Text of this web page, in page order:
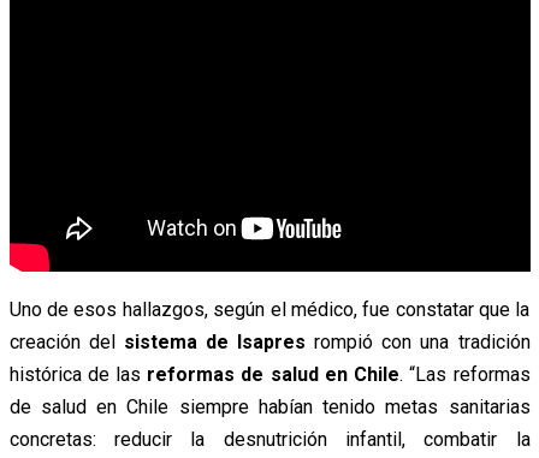
Uno de esos hallazgos, según el médico, fue constatar que la
creación del sistema de Isapres rompió con una tradición
histórica de las reformas de salud en Chile. “Las reformas
de salud en Chile siempre habían tenido metas sanitarias
concretas: reducir la desnutrición infantil, combatir la